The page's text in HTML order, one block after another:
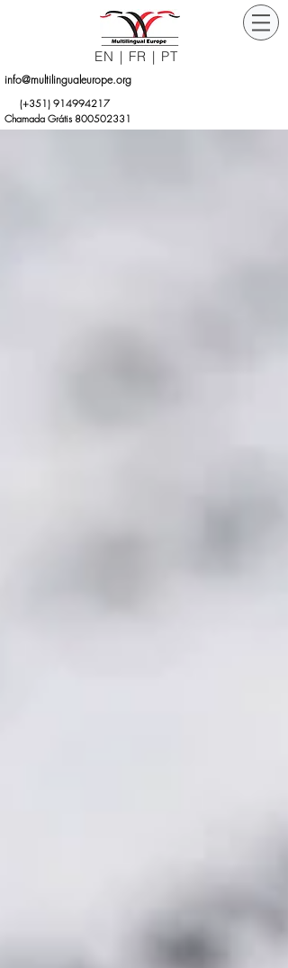
EN | FR | PT
info@multilingualeurope.org
(+351) 914994217
Chamada Grátis 800502331